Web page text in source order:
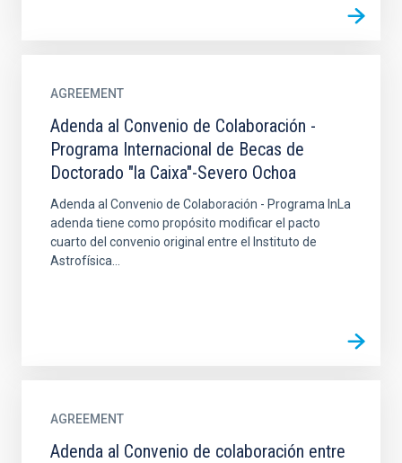
AGREEMENT
Adenda al Convenio de Colaboración -
Programa Internacional de Becas de
Doctorado "la Caixa"-Severo Ochoa
Adenda al Convenio de Colaboración - Programa InLa
adenda tiene como propósito modificar el pacto
cuarto del convenio original entre el Instituto de
Astrofísica...
AGREEMENT
Adenda al Convenio de colaboración entre